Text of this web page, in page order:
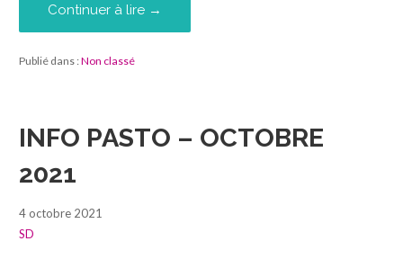
Continuer à lire →
Publié dans :Non classé
INFO PASTO – OCTOBRE
2021
4 octobre 2021
SD